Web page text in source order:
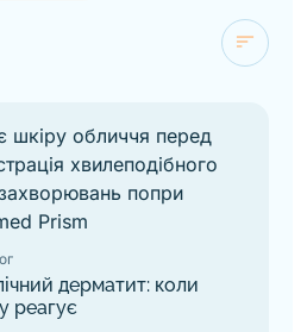
sort
За алфавітом
дерматит: коли
реагує